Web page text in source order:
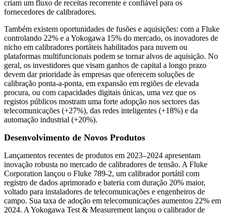
criam um fluxo de receitas recorrente e confiável para os
fornecedores de calibradores.
Também existem oportunidades de fusões e aquisições: com a Fluke
controlando 22% e a Yokogawa 15% do mercado, os inovadores de
nicho em calibradores portáteis habilitados para nuvem ou
plataformas multifuncionais podem se tornar alvos de aquisição. No
geral, os investidores que visam ganhos de capital a longo prazo
devem dar prioridade às empresas que oferecem soluções de
calibração ponta-a-ponta, em expansão em regiões de elevada
procura, ou com capacidades digitais únicas, uma vez que os
registos públicos mostram uma forte adopção nos sectores das
telecomunicações (+27%), das redes inteligentes (+18%) e da
automação industrial (+20%).
Desenvolvimento de Novos Produtos
Lançamentos recentes de produtos em 2023–2024 apresentam
inovação robusta no mercado de calibradores de tensão. A Fluke
Corporation lançou o Fluke 789-2, um calibrador portátil com
registro de dados aprimorado e bateria com duração 20% maior,
voltado para instaladores de telecomunicações e engenheiros de
campo. Sua taxa de adoção em telecomunicações aumentou 22% em
2024. A Yokogawa Test & Measurement lançou o calibrador de